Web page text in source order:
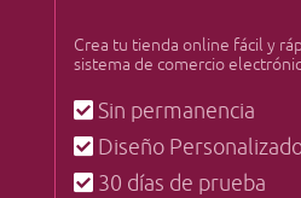
Crea tu tienda online fácil y
sistema de comercio
Sin permanencia
Diseño
30 días de prueba